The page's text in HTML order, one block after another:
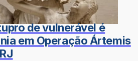
de vulnerável é
em Operação Ártemis